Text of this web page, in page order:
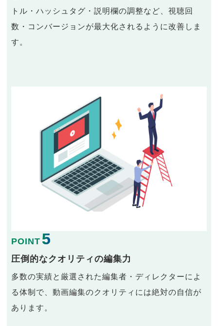
トル・ハッシュタグ・説明欄の調整など、視聴回
数・コンバージョンが最大化されるように改善しま
す。
POINT 5
圧倒的なクオリティの編集力
多数の実績と厳選された編集者・ディレクターによ
る体制で、動画編集のクオリティには絶対の自信が
あります。